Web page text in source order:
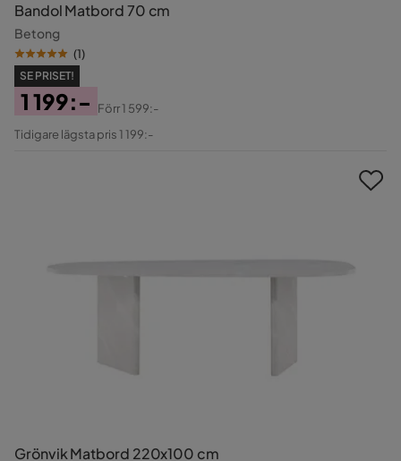
Bandol Matbord 70 cm
Betong
(1)
SE PRISET!
Pris
1 199:-
Original
Förr1 599:-
Tidigare lägsta pris 1 199:-
Grönvik Matbord 220x100 cm